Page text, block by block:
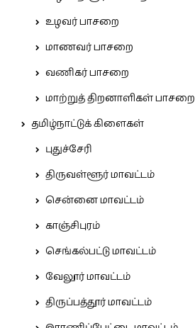
உழவர் பாசறை
மாணவர் பாசறை
வணிகர் பாசறை
மாற்றுத் திறனாளிகள் பாசறை
தமிழ்நாட்டுக் கிளைகள்
புதுச்சேரி
திருவள்ளூர் மாவட்டம்
சென்னை மாவட்டம்
காஞ்சிபுரம்
செங்கல்பட்டு மாவட்டம்
வேலூர் மாவட்டம்
திருப்பத்தூர் மாவட்டம்